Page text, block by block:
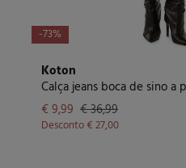
-73%
Koton
€ 9,99 € 36,99
Desconto€ 27,00